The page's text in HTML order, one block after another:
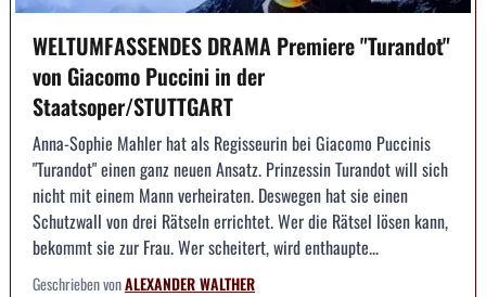
WELTUMFASSENDES DRAMA Premiere "Turandot"
von Giacomo Puccini in der
Staatsoper/STUTTGART
Anna-Sophie Mahler hat als Regisseurin bei Giacomo Puccinis
"Turandot" einen ganz neuen Ansatz. Prinzessin Turandot will sich
nicht mit einem Mann verheiraten. Deswegen hat sie einen
Schutzwall von drei Rätseln errichtet. Wer die Rätsel lösen kann,
bekommt sie zur Frau. Wer scheitert, wird enthaupte...
Geschrieben vonALEXANDER WALTHER